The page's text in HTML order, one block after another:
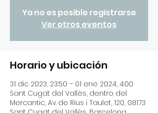
Ya no es posible registrarse
Ver otros eventos
Horario y ubicación
31 dic 2023, 23:50 – 01 ene 2024, 4:00
Sant Cugat del Vallès, dentro del
Mercantic, Av. de Rius i Taulet, 120, 08173